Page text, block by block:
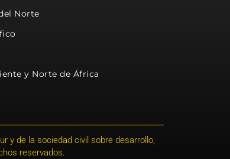
Norte
y Norte de África
y de la sociedad civil sobre desarrollo,
reservados.